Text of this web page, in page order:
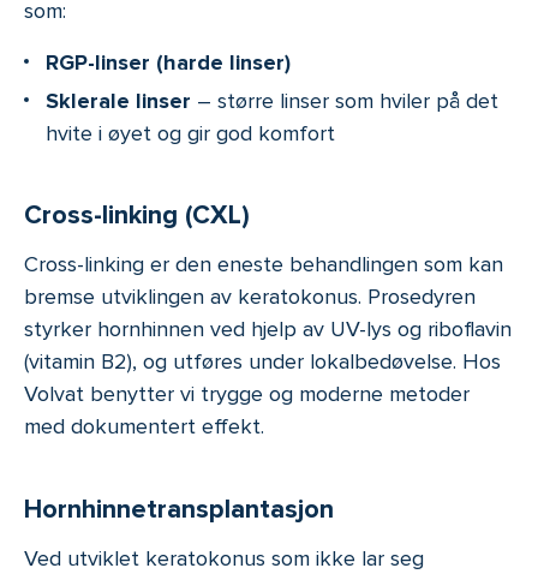
som:
RGP-linser (harde linser)
Sklerale linser – større linser som hviler på det
hvite i øyet og gir god komfort
Cross-linking (CXL)
Cross-linking er den eneste behandlingen som kan
bremse utviklingen av keratokonus. Prosedyren
styrker hornhinnen ved hjelp av UV-lys og riboflavin
(vitamin B2), og utføres under lokalbedøvelse. Hos
Volvat benytter vi trygge og moderne metoder
med dokumentert effekt.
Hornhinnetransplantasjon
Ved utviklet keratokonus som ikke lar seg